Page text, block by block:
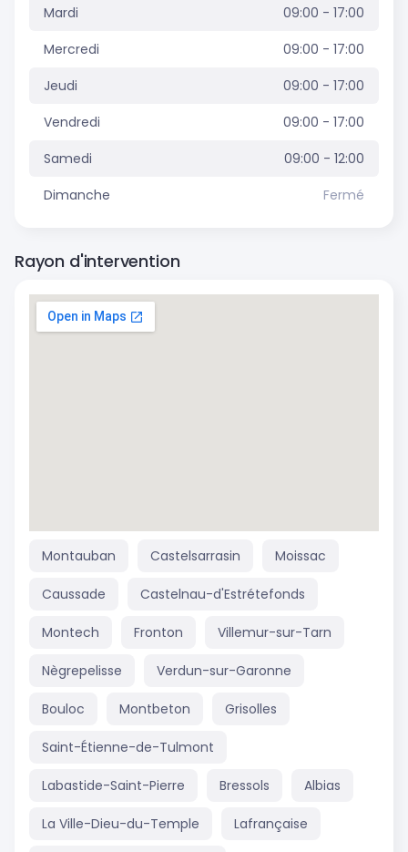
Mardi
09:00 - 17:00
Mercredi
09:00 - 17:00
Jeudi
09:00 - 17:00
Vendredi
09:00 - 17:00
Samedi
09:00 - 12:00
Dimanche
Fermé
Rayon d'intervention
Montauban Castelsarrasin Moissac
Caussade Castelnau-d'Estrétefonds
Montech Fronton Villemur-sur-Tarn
Nègrepelisse Verdun-sur-Garonne
Bouloc Montbeton Grisolles
Saint-Étienne-de-Tulmont
Labastide-Saint-Pierre Bressols Albias
La Ville-Dieu-du-Temple Lafrançaise